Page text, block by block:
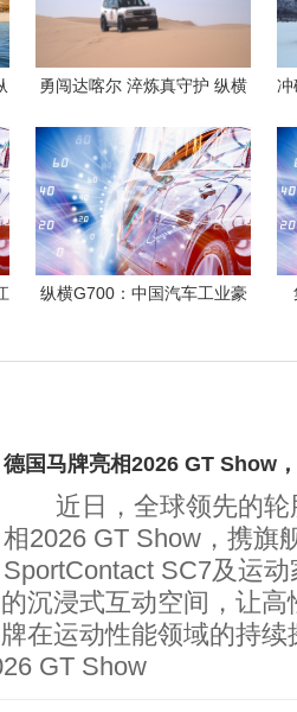
勇闯达喀尔 淬炼真守护 纵横
冲
纵横G700：中国汽车工业豪
德国马牌亮相2026 GT Show
近日，全球领先的轮
相2026 GT Show，携旗
SportContact SC7及运
沉浸式互动空间，让
在运动性能领域的持
GT Show